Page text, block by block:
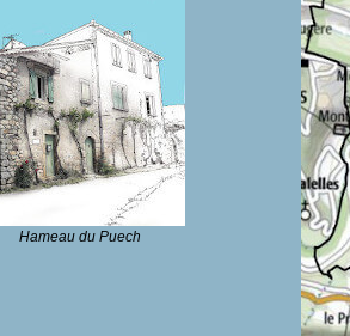
Hameau du Puech